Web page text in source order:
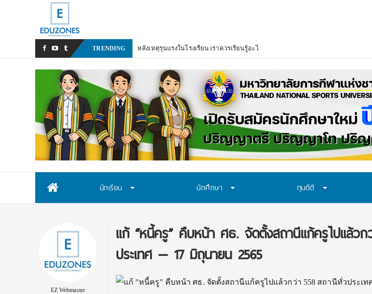
TRENDING
นักเรียน นักศึกษา ทุนดีดี
EZ Webmaster
แก้ “หนี้ครู” คืบหน้า ศธ. จัดตั้งสถานีแก้ครูไปแล้ว
ประเทศ — 17 มิถุนายน 2565